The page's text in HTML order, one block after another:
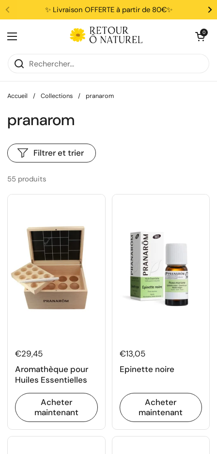
Passer au contenu✨ Livraison OFFERTE à partir de 80€✨
Ouvrir le menu
Ouvrir le
0
Accueil / Collections / pranarom
pranarom
55 produits
Filtrer et trier
€29,45
Aromathèque pour
Huiles Essentielles
Acheter
maintenant
€13,05
Epinette noire
Acheter
maintenant